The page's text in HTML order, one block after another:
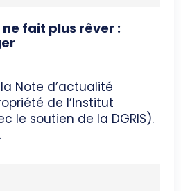
fait plus rêver :
Note d’actualité
de l’Institut
le soutien de la DGRIS).